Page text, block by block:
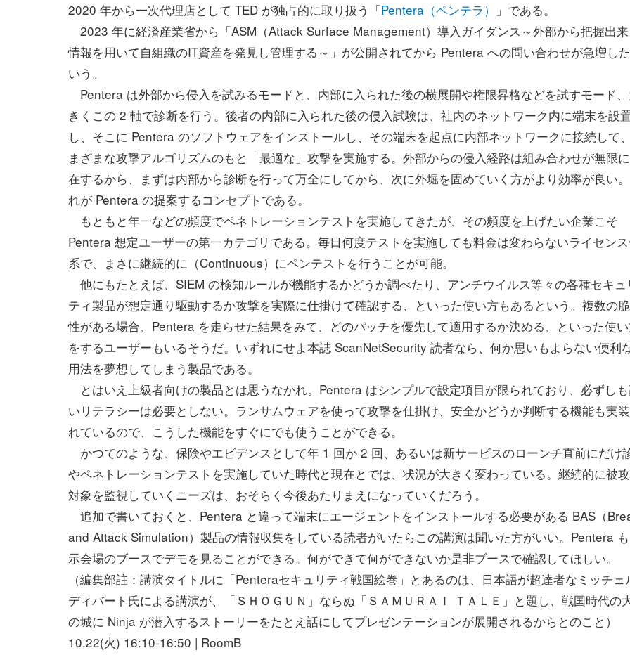
2020 年から一次代理店として TED が独占的に取り扱う「Pentera（ペンテラ）
」である。
2023 年に経済産業省から「ASM（Attack Surface Management）導入ガイダンス～外部から把握出
情報を用いて自組織のIT資産を発見し管理する～」が公開されてから Pentera への問い合わせが急増し
いう。
Pentera は外部から侵入を試みるモードと、内部に入られた後の横展開や権限昇格などを試すモード
きくこの 2 軸で診断を行う。後者の内部に入られた後の侵入試験は、社内のネットワーク内に端末を設
し、そこに Pentera のソフトウェアをインストールし、その端末を起点に内部ネットワークに接続して
まざまな攻撃アルゴリズムのもと「最適な」攻撃を実施する。外部からの侵入経路は組み合わせが無限
在するから、まずは内部から診断を行って万全にしてから、次に外堀を固めていく方がより効率が良い
れが Pentera の提案するコンセプトである。
もともと年一などの頻度でペネトレーションテストを実施してきたが、その頻度を上げたい企業こそ
Pentera 想定ユーザーの第一カテゴリである。毎日何度テストを実施しても料金は変わらないライセン
系で、まさに継続的に（Continuous）にペンテストを行うことが可能。
他にもたとえば、SIEM の検知ルールが機能するかどうか調べたり、アンチウイルス等々の各種セキュ
ティ製品が想定通り駆動するか攻撃を実際に仕掛けて確認する、といった使い方もあるという。複数の
性がある場合、Pentera を走らせた結果をみて、どのパッチを優先して適用するか決める、といった使
をするユーザーもいるそうだ。いずれにせよ本誌 ScanNetSecurity 読者なら、何か思いもよらない便利
用法を夢想してしまう製品である。
とはいえ上級者向けの製品とは思うなかれ。Pentera はシンプルで設定項目が限られており、必ずし
いリテラシーは必要としない。ランサムウェアを使って攻撃を仕掛け、安全かどうか判断する機能も実
れているので、こうした機能をすぐにでも使うことができる。
かつてのような、保険やエビデンスとして年 1 回か 2 回、あるいは新サービスのローンチ直前にだけ
やペネトレーションテストを実施していた時代と現在とでは、状況が大きく変わっている。継続的に被
対象を監視していくニーズは、おそらく今後あたりまえになっていくだろう。
追加で書いておくと、Pentera と違って端末にエージェントをインストールする必要がある BAS（
and Attack Simulation）製品の情報収集をしている読者がいたらこの講演は聞いた方がいい。Pentera
示会場のブースでデモを見ることができる。何ができて何ができないか是非ブースで確認してほしい。
（編集部註：講演タイトルに「Penteraセキュリティ戦国絵巻」とあるのは、日本語が超達者なミッチェ
ディバート氏による講演が、「ＳＨＯＧＵＮ」ならぬ「ＳＡＭＵＲＡＩ ＴＡＬＥ」と題し、戦国時代の
の城に Ninja が潜入するストーリーをたとえ話にしてプレゼンテーションが展開されるからとのこと）
10.22(火) 16:10-16:50 | RoomB